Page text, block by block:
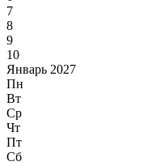
7
8
9
10
Январь 2027
Пн
Вт
Ср
Чт
Пт
Сб